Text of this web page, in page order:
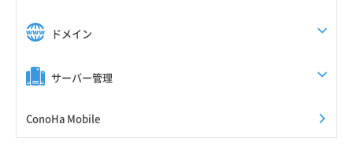
ドメイン
サーバー管理
ConoHa Mobile